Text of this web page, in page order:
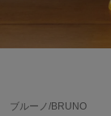
ブルーノ/BRUNO